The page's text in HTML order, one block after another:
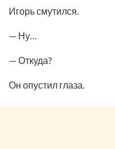
Игорь смутился.
— Ну…
— Откуда?
Он опустил глаза.